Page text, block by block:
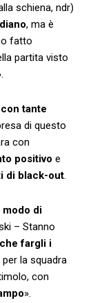
schiena, ndr)
, ma è
fatto
partita visto
con tante
di questo
con
positivo e
di black-out.
modo di
– Stanno
fargli i
la squadra
con
».